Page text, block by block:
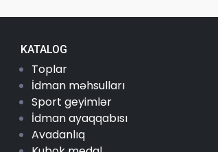
KATALOG
Toplar
İdman məhsulları
Sport geyimlər
İdman ayaqqabısı
Avadanlıq